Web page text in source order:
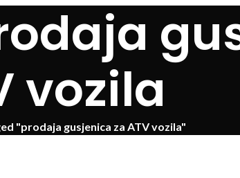
vozila
"prodaja gusjenica za ATV vozila"